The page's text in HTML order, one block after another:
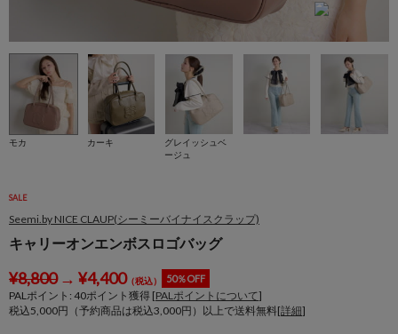
モカ カーキ
グレイッシュベ
ージュ
SALE
Seemi.by NICE CLAUP(シーミーバイナイスクラップ)
キャリーオンエンボスロゴバッグ
¥8,800→ ¥4,400（税込） 50％OFF
PALポイント: 40ポイント獲得 [PALポイントについて]
税込5,000円（予約商品は税込3,000円）以上で送料無料[詳細]